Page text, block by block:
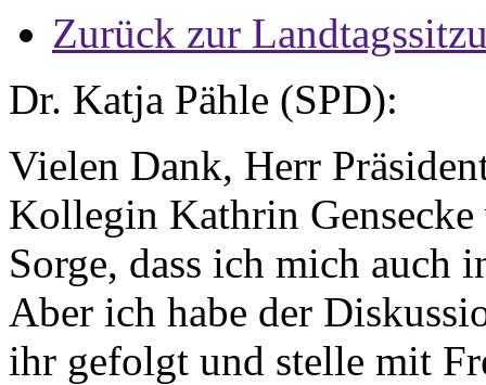
Zurück zur
Dr. Katja Pähle (SPD):
Vielen Dank, Herr
Kollegin Kathrin
Sorge, dass ich mich auch
Aber ich habe der
ihr gefolgt und stelle mit